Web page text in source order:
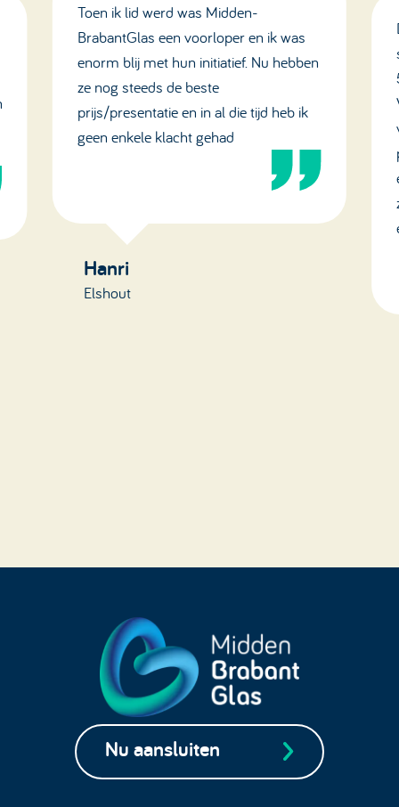
Toen ik lid werd was Midden-
BrabantGlas een voorloper en ik was
enorm blij met hun initiatief. Nu hebben
ze nog steeds de beste
prijs/presentatie en in al die tijd heb ik
geen enkele klacht gehad
Hanri
Elshout
Nu aansluiten